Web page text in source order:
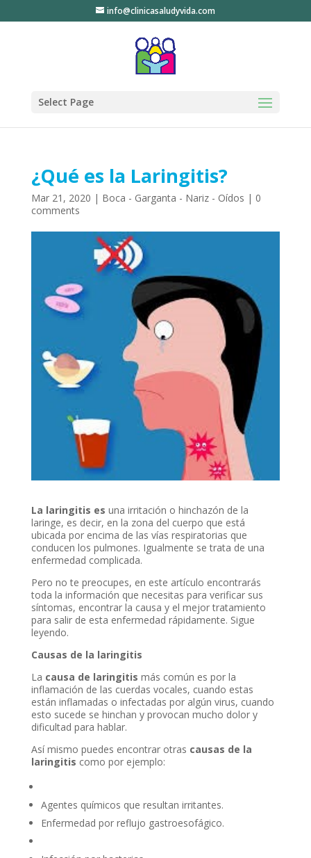
info@clinicasaludyvida.com
Select Page
¿Qué es la Laringitis?
Mar 21, 2020 | Boca - Garganta - Nariz - Oídos | 0
comments
La laringitis es una irritación o hinchazón de la
laringe, es decir, en la zona del cuerpo que está
ubicada por encima de las vías respiratorias que
conducen los pulmones. Igualmente se trata de una
enfermedad complicada.
Pero no te preocupes, en este artículo encontrarás
toda la información que necesitas para verificar sus
síntomas, encontrar la causa y el mejor tratamiento
para salir de esta enfermedad rápidamente. Sigue
leyendo.
Causas de la laringitis
La causa de laringitis más común es por la
inflamación de las cuerdas vocales, cuando estas
están inflamadas o infectadas por algún virus, cuando
esto sucede se hinchan y provocan mucho dolor y
dificultad para hablar.
Así mismo puedes encontrar otras causas de la
laringitis como por ejemplo:
Agentes químicos que resultan irritantes.
Enfermedad por reflujo gastroesofágico.